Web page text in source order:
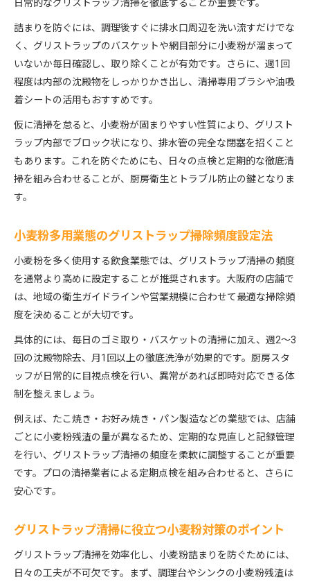
日常的なグリストラップ清掃を徹底することが重要です。
詰まりを防ぐには、調理後すぐに排水口周辺を洗い流すだけでな
く、グリストラップのバスケットや網目部分に小麦粉が溜まって
いないか毎日確認し、取り除くことが有効です。さらに、週1回
程度は内部の沈殿物をしっかりかき出し、清掃専用ブラシや油吸
着シートの活用もおすすめです。
仮に清掃を怠ると、小麦粉が固まりやすい性質により、グリスト
ラップ内部でブロック状になり、排水管の完全な閉塞を招くこと
もあります。これを防ぐためにも、日々の点検と定期的な徹底清
掃を組み合わせることが、厨房衛生とトラブル防止の鍵となりま
す。
小麦粉多用業態のグリストラップ掃除頻度設定法
小麦粉を多く使用する飲食業態では、グリストラップ清掃の頻度
を通常より高めに設定することが推奨されます。大阪府の店舗で
は、地域の衛生ガイドラインや営業規模に合わせて最適な掃除頻
度を決めることが大切です。
具体的には、毎日のゴミ取り・バスケットの清掃に加え、週2～3
回の沈殿物除去、月1回以上の徹底洗浄が効果的です。厨房スタ
ッフが日常的に目視点検を行い、異常があれば即時対応できる体
制を整えましょう。
例えば、たこ焼き・お好み焼き・パン製造などの業態では、店舗
ごとに小麦粉残渣の量が異なるため、定期的な見直しと記録管理
を行い、グリストラップ清掃の頻度を柔軟に調整することが重要
です。プロの清掃業者による定期点検を組み合わせると、さらに
安心です。
グリストラップ清掃に役立つ小麦粉対策のポイント
グリストラップ清掃を効率化し、小麦粉詰まりを防ぐためには、
日々の工夫が不可欠です。まず、調理台やシンクの小麦粉残渣は